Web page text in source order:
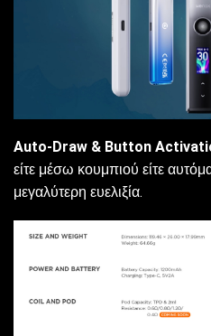
Auto-Draw & Button
είτε μέσω κουμπιού είτε
μεγαλύτερη ευελιξία.